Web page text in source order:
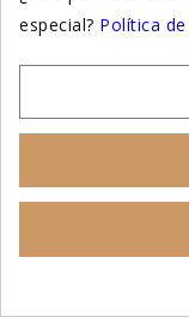
y
especial? Política